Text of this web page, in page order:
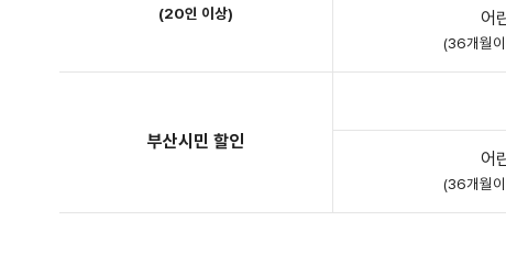
(20인 이상) 어
(36개월
부산시민 할인
어
(36개월